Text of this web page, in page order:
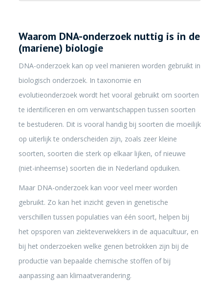
Waarom DNA-onderzoek nuttig is in de
(mariene) biologie
DNA-onderzoek kan op veel manieren worden gebruikt in
biologisch onderzoek. In taxonomie en
evolutieonderzoek wordt het vooral gebruikt om soorten
te identificeren en om verwantschappen tussen soorten
te bestuderen. Dit is vooral handig bij soorten die moeilijk
op uiterlijk te onderscheiden zijn, zoals zeer kleine
soorten, soorten die sterk op elkaar lijken, of nieuwe
(niet-inheemse) soorten die in Nederland opduiken.
Maar DNA-onderzoek kan voor veel meer worden
gebruikt. Zo kan het inzicht geven in genetische
verschillen tussen populaties van één soort, helpen bij
het opsporen van ziekteverwekkers in de aquacultuur, en
bij het onderzoeken welke genen betrokken zijn bij de
productie van bepaalde chemische stoffen of bij
aanpassing aan klimaatverandering.